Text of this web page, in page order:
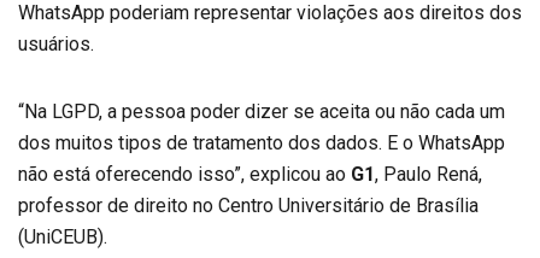
WhatsApp poderiam representar violações aos direitos dos
usuários.
“Na LGPD, a pessoa poder dizer se aceita ou não cada um
dos muitos tipos de tratamento dos dados. E o WhatsApp
não está oferecendo isso”, explicou ao G1, Paulo Rená,
professor de direito no Centro Universitário de Brasília
(UniCEUB).